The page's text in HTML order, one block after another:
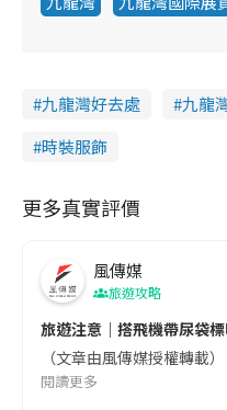
九龍灣好去處 九龍
時裝服飾
更多真實評價
風傳媒
旅遊攻略
旅遊注意｜搭飛機帶尿袋
（文章由風傳媒授權轉
閱讀更多